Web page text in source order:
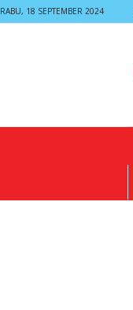
RABU, 18 SEPTEMBER 2024